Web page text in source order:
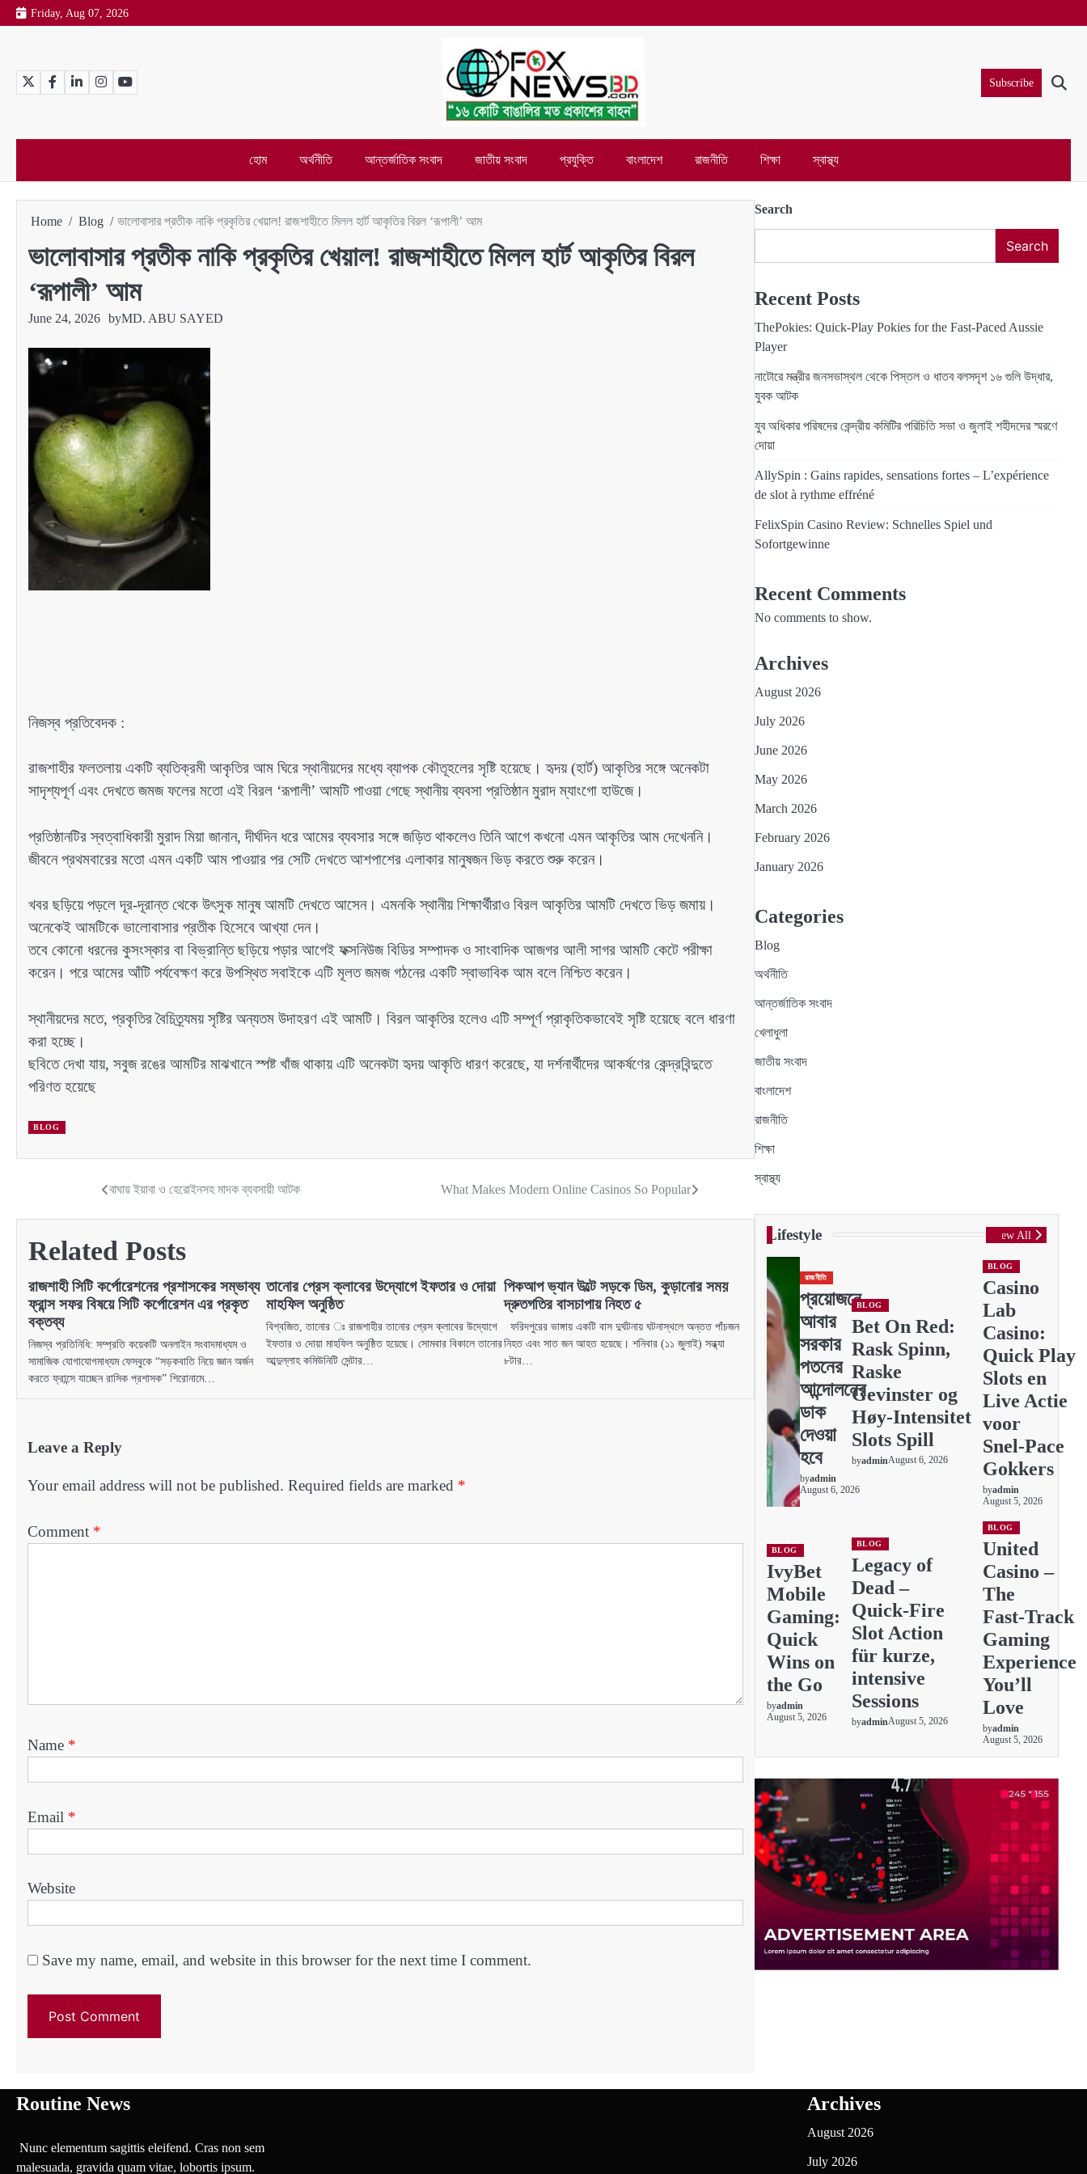
Skip
to
Friday, Aug 07, 2026
TwitterFacebookLinkedInInstagramYouTube Subscribe
হোম অর্থনীতি আন্তর্জাতিক সংবাদ জাতীয় সংবাদ প্রযুক্তি বাংলাদেশ রাজনীতি শিক্ষা স্বাস্থ্য
Home Blog ভালোবাসার প্রতীক নাকি প্রকৃতির খেয়াল! রাজশাহীতে মিলল হার্ট আকৃতির বিরল ‘রূপালী’ আম
ভালোবাসার প্রতীক নাকি প্রকৃতির খেয়াল! রাজশাহীতে মিলল হার্ট আকৃতির বিরল
‘রূপালী’ আম
June 24, 2026 byMD. ABU SAYED
নিজস্ব প্রতিবেদক :
রাজশাহীর ফলতলায় একটি ব্যতিক্রমী আকৃতির আম ঘিরে স্থানীয়দের মধ্যে ব্যাপক কৌতূহলের সৃষ্টি হয়েছে। হৃদয় (হার্ট) আকৃতির সঙ্গে অনেকটা
সাদৃশ্যপূর্ণ এবং দেখতে জমজ ফলের মতো এই বিরল ‘রূপালী’ আমটি পাওয়া গেছে স্থানীয় ব্যবসা প্রতিষ্ঠান মুরাদ ম্যাংগো হাউজে।
প্রতিষ্ঠানটির স্বত্বাধিকারী মুরাদ মিয়া জানান, দীর্ঘদিন ধরে আমের ব্যবসার সঙ্গে জড়িত থাকলেও তিনি আগে কখনো এমন আকৃতির আম দেখেননি।
জীবনে প্রথমবারের মতো এমন একটি আম পাওয়ার পর সেটি দেখতে আশপাশের এলাকার মানুষজন ভিড় করতে শুরু করেন।
খবর ছড়িয়ে পড়লে দূর-দূরান্ত থেকে উৎসুক মানুষ আমটি দেখতে আসেন। এমনকি স্থানীয় শিক্ষার্থীরাও বিরল আকৃতির আমটি দেখতে ভিড় জমায়।
অনেকেই আমটিকে ভালোবাসার প্রতীক হিসেবে আখ্যা দেন।
তবে কোনো ধরনের কুসংস্কার বা বিভ্রান্তি ছড়িয়ে পড়ার আগেই ফক্সনিউজ বিডির সম্পাদক ও সাংবাদিক আজগর আলী সাগর আমটি কেটে পরীক্ষা
করেন। পরে আমের আঁটি পর্যবেক্ষণ করে উপস্থিত সবাইকে এটি মূলত জমজ গঠনের একটি স্বাভাবিক আম বলে নিশ্চিত করেন।
স্থানীয়দের মতে, প্রকৃতির বৈচিত্র্যময় সৃষ্টির অন্যতম উদাহরণ এই আমটি। বিরল আকৃতির হলেও এটি সম্পূর্ণ প্রাকৃতিকভাবেই সৃষ্টি হয়েছে বলে ধারণা
করা হচ্ছে।
ছবিতে দেখা যায়, সবুজ রঙের আমটির মাঝখানে স্পষ্ট খাঁজ থাকায় এটি অনেকটা হৃদয় আকৃতি ধারণ করেছে, যা দর্শনার্থীদের আকর্ষণের কেন্দ্রবিন্দুতে
পরিণত হয়েছে
BLOG
navigation
বাঘায় ইয়াবা ও হেরোইনসহ মাদক ব্যবসায়ী আটক What Makes Modern Online Casinos So Popular
Related Posts
রাজশাহী সিটি কর্পোরেশনের প্রশাসকের সম্ভাব্য
ফ্রান্স সফর বিষয়ে সিটি কর্পোরেশন এর প্রকৃত
বক্তব্য
নিজস্ব প্রতিনিধি: সম্প্রতি কয়েকটি অনলাইন সংবাদমাধ্যম ও
সামাজিক যোগাযোগমাধ্যম ফেসবুকে “সড়কবাতি নিয়ে জ্ঞান অর্জন
করতে ফ্রান্সে যাচ্ছেন রাসিক প্রশাসক” শিরোনামে…
তানোর প্রেস ক্লাবের উদ্যোগে ইফতার ও দোয়া
মাহফিল অনুষ্ঠিত
বিশ্বজিত, তানোর ঃ রাজশাহীর তানোর প্রেস ক্লাবের উদ্যোগে
ইফতার ও দোয়া মাহফিল অনুষ্ঠিত হয়েছে। সোমবার বিকালে তানোর
আব্দুল্লাহ কমিউনিটি সেন্টার…
পিকআপ ভ্যান উল্টে সড়কে ডিম, কুড়ানোর সময়
দ্রুতগতির বাসচাপায় নিহত ৫
ফরিদপুরের ভাঙ্গায় একটি বাস দুর্ঘটনায় ঘটনাস্থলে অন্তত পাঁচজন
নিহত এবং সাত জন আহত হয়েছে। শনিবার (১১ জুলাই) সন্ধ্যা
৮টার…
Leave a Reply
Your email address will not be published. Required fields are marked *
Comment *
Name *
Email *
Website
Save my name, email, and website in this browser for the next time I comment.
Search
Search
Recent Posts
ThePokies: Quick‑Play Pokies for the Fast‑Paced Aussie
Player
নাটোরে মন্ত্রীর জনসভাস্থল থেকে পিস্তল ও ধাতব বলসদৃশ ১৬ গুলি উদ্ধার,
যুবক আটক
যুব অধিকার পরিষদের কেন্দ্রীয় কমিটির পরিচিতি সভা ও জুলাই শহীদদের স্মরণে
দোয়া
AllySpin : Gains rapides, sensations fortes – L’expérience
de slot à rythme effréné
FelixSpin Casino Review: Schnelles Spiel und
Sofortgewinne
Recent Comments
No comments to show.
Archives
August 2026
July 2026
June 2026
May 2026
March 2026
February 2026
January 2026
Categories
Blog
অর্থনীতি
আন্তর্জাতিক সংবাদ
খেলাধুলা
জাতীয় সংবাদ
বাংলাদেশ
রাজনীতি
শিক্ষা
স্বাস্থ্য
Lifestyle View All
রাজনীতি
প্রয়োজনে
আবার
সরকার
পতনের
আন্দোলনের
ডাক
দেওয়া
হবে
byadmin
August 6, 2026
BLOG
Bet On Red:
Rask Spinn,
Raske
Gevinster og
Høy‑Intensitet
Slots Spill
byadminAugust 6, 2026
BLOG
Casino
Lab
Casino:
Quick Play
Slots en
Live Actie
voor
Snel‑Pace
Gokkers
byadmin
August 5, 2026
BLOG
IvyBet
Mobile
Gaming:
Quick
Wins on
the Go
byadmin
August 5, 2026
BLOG
Legacy of
Dead –
Quick‑Fire
Slot Action
für kurze,
intensive
Sessions
byadminAugust 5, 2026
BLOG
United
Casino –
The
Fast‑Track
Gaming
Experience
You’ll
Love
byadmin
August 5, 2026
Routine News
Nunc elementum sagittis eleifend. Cras non sem
malesuada, gravida quam vitae, lobortis ipsum.
Archives
August 2026
July 2026